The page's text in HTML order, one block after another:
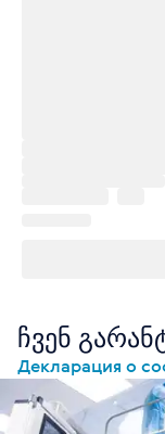
ჩვენ
Декларация о